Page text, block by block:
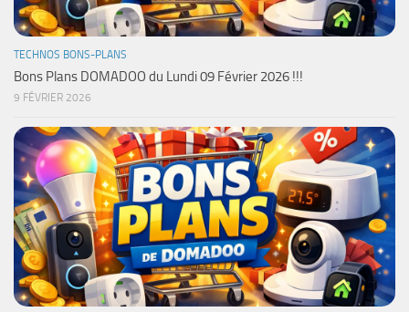
TECHNOS BONS-PLANS
Bons Plans DOMADOO du Lundi 09 Février 2026 !!!
9 FÉVRIER 2026